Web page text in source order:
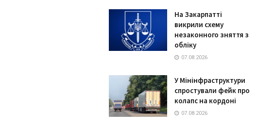
На Закарпатті
викрили схему
незаконного зняття з
обліку
07.08.2026
У Мінінфраструктури
спростували фейк про
колапс на кордоні
07.08.2026